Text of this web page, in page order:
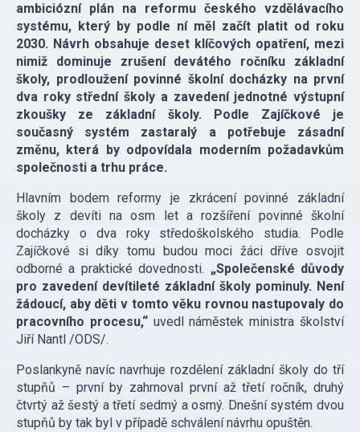
ambiciózní plán na reformu českého vzdělávacího
systému, který by podle ní měl začít platit od roku
2030. Návrh obsahuje deset klíčových opatření, mezi
nimiž dominuje zrušení devátého ročníku základní
školy, prodloužení povinné školní docházky na první
dva roky střední školy a zavedení jednotné výstupní
zkoušky ze základní školy. Podle Zajíčkové je
současný systém zastaralý a potřebuje zásadní
změnu, která by odpovídala moderním požadavkům
společnosti a trhu práce.
Hlavním bodem reformy je zkrácení povinné základní
školy z devíti na osm let a rozšíření povinné školní
docházky o dva roky středoškolského studia. Podle
Zajíčkové si díky tomu budou moci žáci dříve osvojit
odborné a praktické dovednosti. „Společenské důvody
pro zavedení devítileté základní školy pominuly. Není
žádoucí, aby děti v tomto věku rovnou nastupovaly do
pracovního procesu,“ uvedl náměstek ministra školství
Jiří Nantl /ODS/.
Poslankyně navíc navrhuje rozdělení základní školy do tří
stupňů – první by zahrnoval první až třetí ročník, druhý
čtvrtý až šestý a třetí sedmý a osmý. Dnešní systém dvou
stupňů by tak byl v případě schválení návrhu opuštěn.